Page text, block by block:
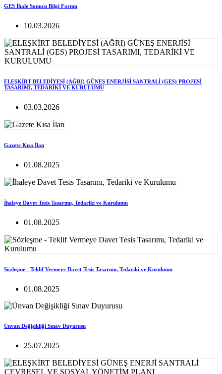
GES İhale Sonucu Bilgi Formu
10.03.2026
ELEŞKİRT BELEDİYESİ (AĞRI) GÜNEŞ ENERJİSİ SANTRALİ (GES) PROJESİ
TASARIMI, TEDARİKİ VE KURULUMU
03.03.2026
Gazete Kısa İlan
01.08.2025
İhaleye Davet Tesis Tasarımı, Tedariki ve Kurulumu
01.08.2025
Sözleşme - Teklif Vermeye Davet Tesis Tasarımı, Tedariki ve Kurulumu
01.08.2025
Ünvan Değişikliği Sınav Duyurusu
25.07.2025